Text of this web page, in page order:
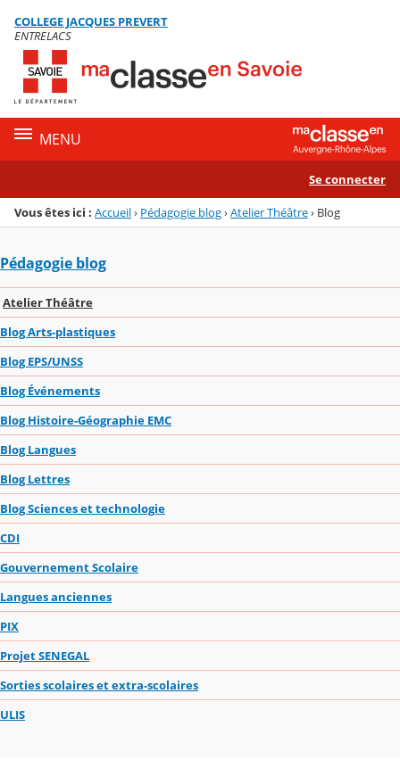
Menu de la rubrique
Contenu
COLLEGE JACQUES PREVERT
ENTRELACS
MENU
Se connecter
Vous êtes ici : Accueil› Pédagogie blog›Atelier Théâtre› Blog
Pédagogie blog
Atelier Théâtre
Blog Arts-plastiques
Blog EPS/UNSS
Blog Événements
Blog Histoire-Géographie EMC
Blog Langues
Blog Lettres
Blog Sciences et technologie
CDI
Gouvernement Scolaire
Langues anciennes
PIX
Projet SENEGAL
Sorties scolaires et extra-scolaires
ULIS